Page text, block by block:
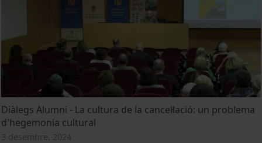
Diàlegs Alumni - La cultura de la cancel·lació: un problema
d'hegemonia cultural
3 desembre, 2024